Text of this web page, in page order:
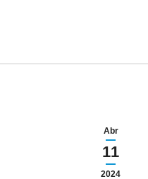
Abr
11
2024